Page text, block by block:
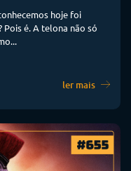
hoje foi
Pois é. A telona não só
ler mais